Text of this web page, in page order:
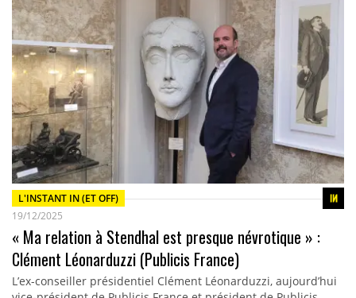
L'INSTANT IN (ET OFF)
19/12/2025
« Ma relation à Stendhal est presque névrotique » :
Clément Léonarduzzi (Publicis France)
L’ex-conseiller présidentiel Clément Léonarduzzi, aujourd’hui